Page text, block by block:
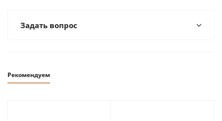
Задать вопрос
Рекомендуем